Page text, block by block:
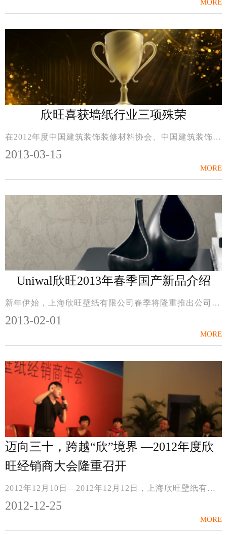
MORE
MORE
欣旺喜获墙纸行业三项殊荣
在2012年度中国建筑装饰装修材料协会、中国建筑装饰装修材料协会墙纸分会共同主办的“中国墙纸行业十大品牌（生产）”、“中国墙纸行业十大品牌（流通）”、“中国墙纸...
2013-03-15
MORE
Uniwal欣旺2013年春季国产新品介绍
新年伊始，上海欣旺壁纸有限公司春季将隆重推出公司重磅打造的UniCosmo优时尚品牌旗下的两套新版本---【UniCosmo20罗蔓园RomanGarden】和【UniCosmo21新罗花月GangnamSt...
2013-02-01
MORE
迈向三十，跨越“欣”境界 —2012年度欣
旺经销商大会隆重召开
2012年12月10日—2012年12月12日，上海欣旺壁纸有限公司在依山伴水的桂林举行年度经销商大会。此次作为迎接30周年的庆典大会，共计邀请了近200名经销商，为期三天的活动...
2012-12-25